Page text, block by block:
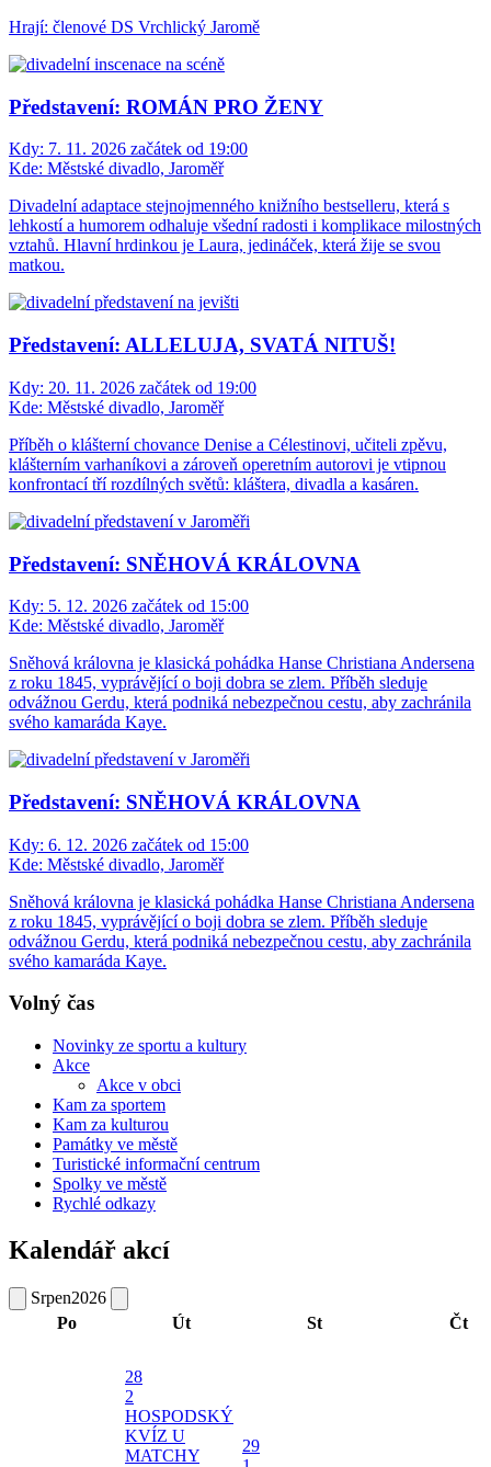
Hrají: členové DS Vrchlický Jaromě
Představení: ROMÁN PRO ŽENY
Kdy: 7. 11. 2026 začátek od 19:00
Kde: Městské divadlo, Jaroměř
Divadelní adaptace stejnojmenného knižního bestselleru, která s
lehkostí a humorem odhaluje všední radosti i komplikace milostných
vztahů. Hlavní hrdinkou je Laura, jedináček, která žije se svou
matkou.
Představení: ALLELUJA, SVATÁ NITUŠ!
Kdy: 20. 11. 2026 začátek od 19:00
Kde: Městské divadlo, Jaroměř
Příběh o klášterní chovance Denise a Célestinovi, učiteli zpěvu,
klášterním varhaníkovi a zároveň operetním autorovi je vtipnou
konfrontací tří rozdílných světů: kláštera, divadla a kasáren.
Představení: SNĚHOVÁ KRÁLOVNA
Kdy: 5. 12. 2026 začátek od 15:00
Kde: Městské divadlo, Jaroměř
Sněhová královna je klasická pohádka Hanse Christiana Andersena
z roku 1845, vyprávějící o boji dobra se zlem. Příběh sleduje
odvážnou Gerdu, která podniká nebezpečnou cestu, aby zachránila
svého kamaráda Kaye.
Představení: SNĚHOVÁ KRÁLOVNA
Kdy: 6. 12. 2026 začátek od 15:00
Kde: Městské divadlo, Jaroměř
Sněhová královna je klasická pohádka Hanse Christiana Andersena
z roku 1845, vyprávějící o boji dobra se zlem. Příběh sleduje
odvážnou Gerdu, která podniká nebezpečnou cestu, aby zachránila
svého kamaráda Kaye.
Volný čas
Novinky ze sportu a kultury
Akce
Akce v obci
Kam za sportem
Kam za kulturou
Památky ve městě
Turistické informační centrum
Spolky ve městě
Rychlé odkazy
Kalendář akcí
Srpen2026
Po
Út St Čt
28
2
HOSPODSKÝ
KVÍZ U
MATCHY
29